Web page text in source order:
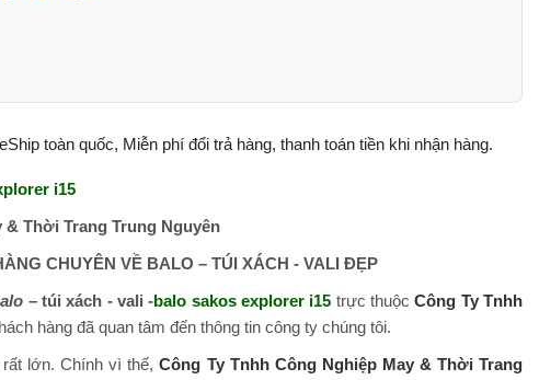
toàn quốc, Miễn phí đổi trả hàng, thanh toán tiền khi nhận hàng.
i15
& Thời Trang Trung Nguyên
CHUYÊN VỀ BALO – TÚI XÁCH - VALI ĐẸP
– túi xách - vali -balo sakos explorer i15 trực thuộcCông Ty Tnhh
hàng đã quan tâm đến thông tin công ty chúng tôi.
rất lớn. Chính vì thế,Công Ty Tnhh Công Nghiệp May & Thời Trang